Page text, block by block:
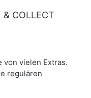
& COLLECT
vielen Extras.
regulären